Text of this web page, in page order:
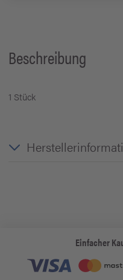
Beschreibung
1 Stück
Einfacher